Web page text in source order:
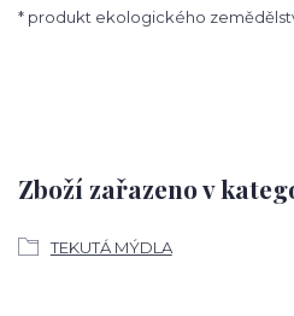
* produkt ekologického
Zboží zařazeno v
TEKUTÁ MÝDLA